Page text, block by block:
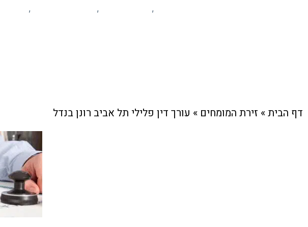
,
,
,
דף הבית» זירת המומחים » עורך דין פלילי תל אביב רונן בנדל